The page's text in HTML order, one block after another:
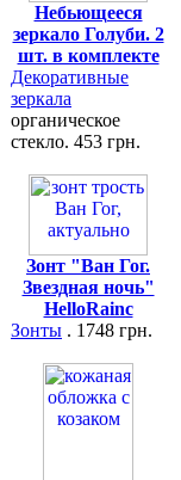
Небьющееся
зеркало Голуби. 2
шт. в комплекте
Декоративные
зеркала
органическое
стекло. 453 грн.
Зонт "Ван Гог.
Звездная ночь"
HelloRainc
Зонты . 1748 грн.